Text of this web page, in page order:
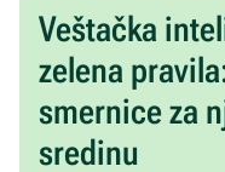
Veštačka
zelena
smernice za
sredinu